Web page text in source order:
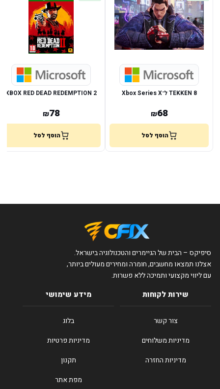
TEKKEN 8 ל־Xbox Series X
₪68
הוסף לסל
XBOX RED DEAD REDEMPTION 2
₪78
הוסף לסל
סיפיקס – הבית של הגיימרים והטכנולוגיה בישראל.
אצלנו תמצאו מחשבים, חומרה ומחירים מעולים ביותר,
עם ליווי מקצועי ותמיכה ללא פשרות.
שירות לקוחות
צור קשר
מדיניות משלוחים
מדיניות החזרה
מידע שימושי
בלוג
מדיניות פרטיות
תקנון
מפת אתר